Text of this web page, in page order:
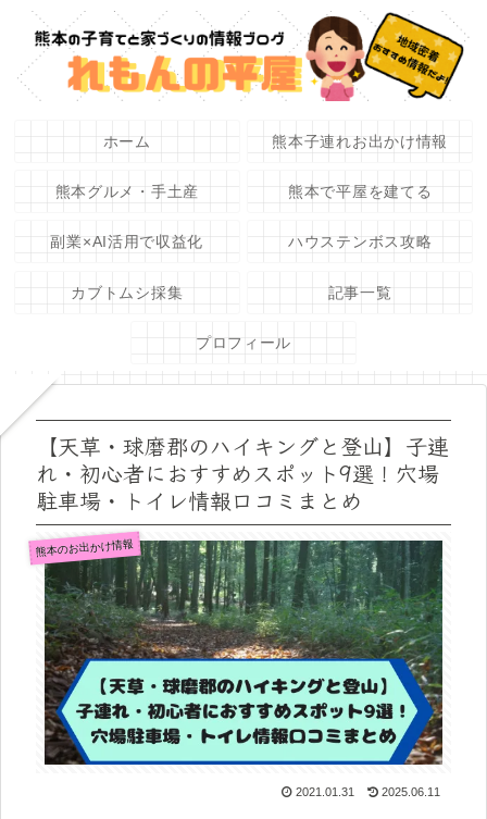
ホーム 熊本子連れお出かけ情報
熊本グルメ・手土産 熊本で平屋を建てる
副業×AI活用で収益化 ハウステンボス攻略
カブトムシ採集 記事一覧
プロフィール
【天草・球磨郡のハイキングと登山】子連
れ・初心者におすすめスポット9選！穴場
駐車場・トイレ情報口コミまとめ
熊本のお出かけ情報
2021.01.31 2025.06.11